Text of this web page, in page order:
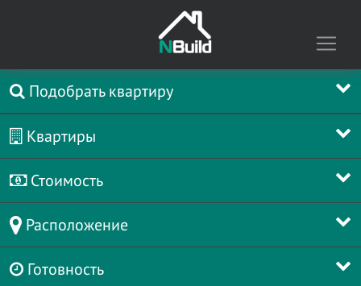
Подобрать квартиру
Квартиры
Стоимость
Расположение
Готовность